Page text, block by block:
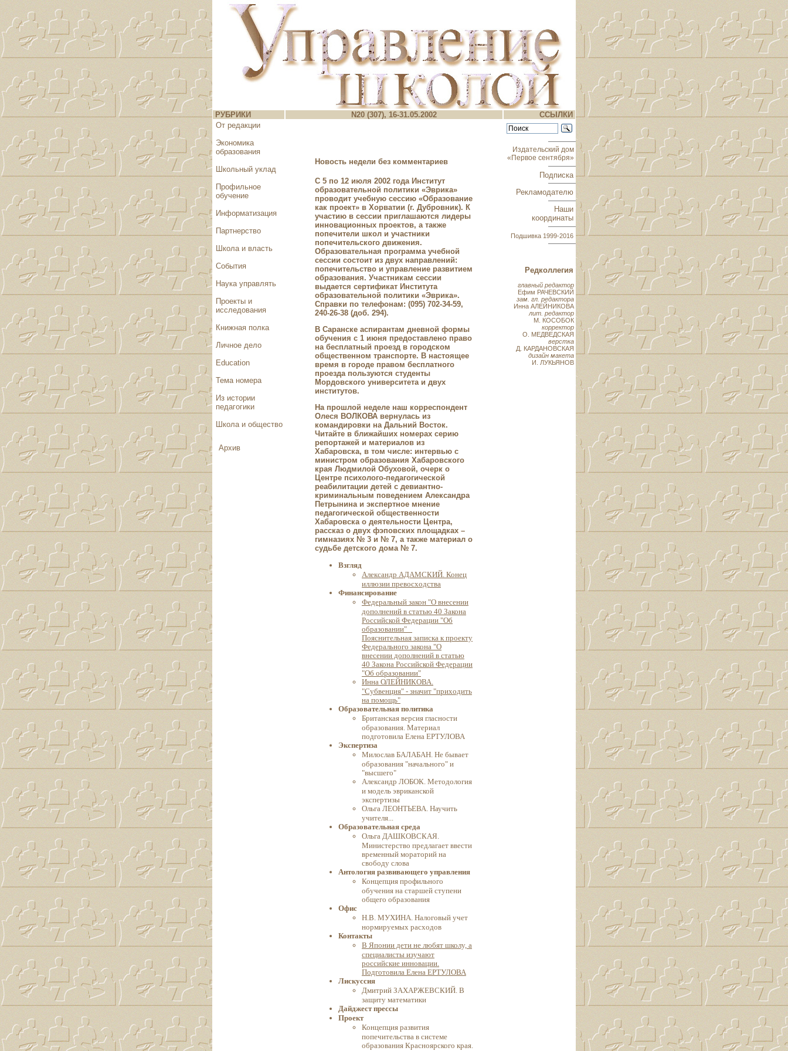
РУБРИКИ N20 (307), 16-31.05.2002
ССЫЛКИ
От редакции
Экономика
образования
Школьный уклад
Профильное
обучение
Информатизация
Партнерство
Школа и власть
События
Наука управлять
Проекты и
исследования
Книжная полка
Личное дело
Education
Тема номера
Из истории
педагогики
Школа и общество
Архив
Новость недели без комментариев
С 5 по 12 июля 2002 года Институт
образовательной политики «Эврика»
проводит учебную сессию «Образование
как проект» в Хорватии (г. Дубровник). К
участию в сессии приглашаются лидеры
инновационных проектов, а также
попечители школ и участники
попечительского движения.
Образовательная программа учебной
сессии состоит из двух направлений:
попечительство и управление развитием
образования. Участникам сессии
выдается сертификат Института
образовательной политики «Эврика».
Справки по телефонам: (095) 702-34-59,
240-26-38 (доб. 294).
В Саранске аспирантам дневной формы
обучения с 1 июня предоставлено право
на бесплатный проезд в городском
общественном транспорте. В настоящее
время в городе правом бесплатного
проезда пользуются студенты
Мордовского университета и двух
институтов.
На прошлой неделе наш корреспондент
Олеся ВОЛКОВА вернулась из
командировки на Дальний Восток.
Читайте в ближайших номерах серию
репортажей и материалов из
Хабаровска, в том числе: интервью с
министром образования Хабаровского
края Людмилой Обуховой, очерк о
Центре психолого-педагогической
реабилитации детей с девиантно-
криминальным поведением Александра
Петрынина и экспертное мнение
педагогической общественности
Хабаровска о деятельности Центра,
рассказ о двух фэповских площадках –
гимназиях № 3 и № 7, а также материал о
судьбе детского дома № 7.
Взгляд
Александр АДАМСКИЙ. Конец
иллюзии превосходства
Финансирование
Федеральный закон "О внесении
дополнений в статью 40 Закона
Российской Федерации "Об
образовании"
Пояснительная записка к проекту
Федерального закона "О
внесении дополнений в статью
40 Закона Российской Федерации
"Об образовании"
Инна ОЛЕЙНИКОВА.
"Субвенция" - значит "приходить
на помощь"
Образовательная политика
Британская версия гласности
образования. Материал
подготовила Елена ЕРТУЛОВА
Экспертиза
Милослав БАЛАБАН. Не бывает
образования "начального" и
"высшего"
Александр ЛОБОК. Методология
и модель эвриканской
экспертизы
Ольга ЛЕОНТЬЕВА. Научить
учителя...
Образовательная среда
Ольга ДАШКОВСКАЯ.
Министерство предлагает ввести
временный мораторий на
свободу слова
Антология развивающего управления
Концепция профильного
обучения на старшей ступени
общего образования
Офис
Н.В. МУХИНА. Налоговый учет
нормируемых расходов
Контакты
В Японии дети не любят школу, а
специалисты изучают
российские инновации.
Подготовила Елена ЕРТУЛОВА
Лискуссия
Дмитрий ЗАХАРЖЕВСКИЙ. В
защиту математики
Дайджест прессы
Проект
Концепция развития
попечительства в системе
образования Красноярского края.
Издательский дом
«Первое сентября»
Подписка
Рекламодателю
Наши
координаты
Подшивка 1999-2016
Редколлегия
главный редактор
Ефим РАЧЕВСКИЙ
зам. гл. редактора
Инна АЛЕЙНИКОВА
лит. редактор
М. КОСОБОК
корректор
О. МЕДВЕДСКАЯ
верстка
Д. КАРДАНОВСКАЯ
дизайн макета
И. ЛУКЬЯНОВ